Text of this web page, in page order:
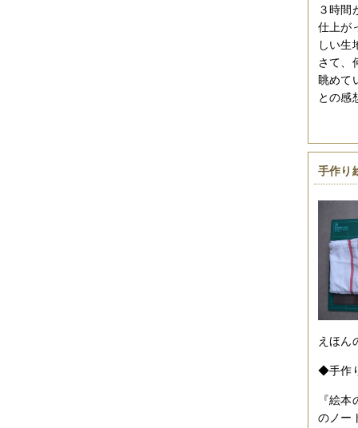
３時間
仕上が
しい生
さて、
眺めて
との感
手作り
えほん
◆手作
『絵
のノー